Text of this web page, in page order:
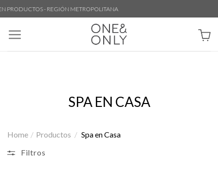
Skip
to
content
PRODUCTOS - REGIÓN METROPOLITANA
SPA EN CASA
Home / Productos / Spa en Casa
Filtros